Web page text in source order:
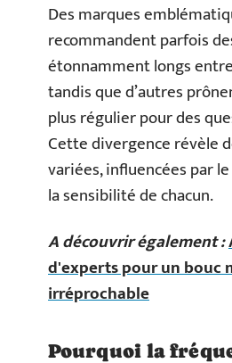
Des marques
recommandent parfois
étonnamment longs
tandis que d’autres
plus régulier pour des
Cette divergence révèle
variées, influencées par
la sensibilité de chacun.
A découvrir également :
d'experts pour un bouc
irréprochable
Pourquoi la